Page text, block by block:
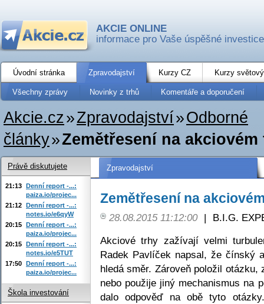
AKCIE ONLINE
informace pro Vaše úspěšné investice
Úvodní stránka Zpravodajství Kurzy CZ Kurzy
Všechny zprávy Novinky z trhů Komentáře a doporučení
Akcie.cz»Zpravodajství»Odborné
články»Zemětřesení na
Zpravodajství
Zemětřesení na
28.08.2015 11:12:00 |
B.I.G.
Akciové trhy zažívají velmi
Radek Pavlíček napsal, že čínský
hledá směr. Zároveň položil
nebo použije jiný mechanismus na
dalo odpověď na obě tyto
Právě diskutujete
21:13 Denní report -...:
paiza.io/projec...
21:12 Denní report -...:
notes.io/e6qyW
20:15 Denní report -...:
paiza.io/projec...
20:15 Denní report -...:
notes.io/e5TUT
17:50 Denní report -...:
paiza.io/projec...
Škola investování